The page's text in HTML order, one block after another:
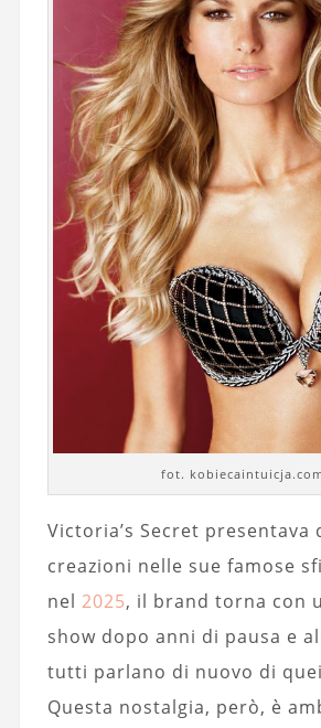
fot.
Victoria’s Secret presentava
creazioni nelle sue famose
nel 2025, il brand torna con
show dopo anni di pausa e
tutti parlano di nuovo di
Questa nostalgia, però, è